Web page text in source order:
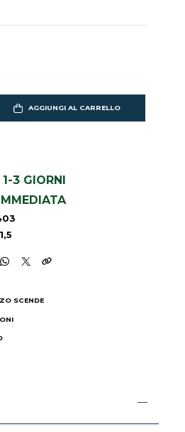
AGGIUNGI AL CARRELLO
1-3 GIORNI
SCENDE